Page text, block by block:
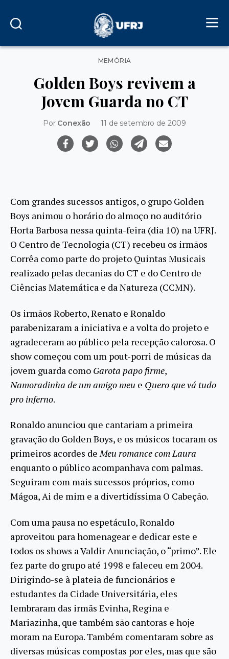
Categorias
MEMÓRIA
Golden Boys revivem a
Jovem Guarda no CT
Por Conexão 11 de setembro de 2009
Com grandes sucessos antigos, o grupo Golden
Boys animou o horário do almoço no auditório
Horta Barbosa nessa quinta-feira (dia 10) na UFRJ.
O Centro de Tecnologia (CT) recebeu os irmãos
Corrêa como parte do projeto Quintas Musicais
realizado pelas decanias do CT e do Centro de
Ciências Matemática e da Natureza (CCMN).
Os irmãos Roberto, Renato e Ronaldo
parabenizaram a iniciativa e a volta do projeto e
agradeceram ao público pela recepção calorosa. O
show começou com um pout-porri de músicas da
jovem guarda como Garota papo firme,
Namoradinha de um amigo meu e Quero que vá tudo
pro inferno.
Ronaldo anunciou que cantariam a primeira
gravação do Golden Boys, e os músicos tocaram os
primeiros acordes deMeu romance com Laura
enquanto o público acompanhava com palmas.
Seguiram com mais sucessos próprios, como
Mágoa, Ai de mim e a divertidíssima O Cabeção.
Com uma pausa no espetáculo, Ronaldo
aproveitou para homenagear e dedicar este e
todos os shows a Valdir Anunciação, o “primo”. Ele
fez parte do grupo até 1998 e faleceu em 2004.
Dirigindo-se à plateia de funcionários e
estudantes da Cidade Universitária, eles
lembraram das irmãs Evinha, Regina e
Mariazinha, que também são cantoras e hoje
moram na Europa. Também comentaram sobre as
diversas músicas compostas por eles, mas que são